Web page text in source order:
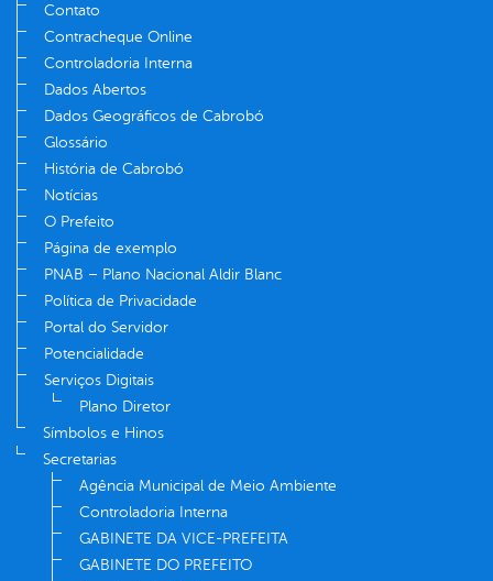
Contato
Contracheque Online
Controladoria Interna
Dados Abertos
Dados Geográficos de Cabrobó
Glossário
História de Cabrobó
Notícias
O Prefeito
Página de exemplo
PNAB – Plano Nacional Aldir Blanc
Política de Privacidade
Portal do Servidor
Potencialidade
Serviços Digitais
Plano Diretor
Símbolos e Hinos
Secretarias
Agência Municipal de Meio Ambiente
Controladoria Interna
GABINETE DA VICE-PREFEITA
GABINETE DO PREFEITO